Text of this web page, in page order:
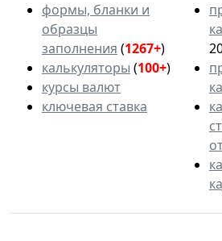
формы, бланки и
образцы
заполнения (1267+)
калькуляторы (100+)
курсы валют
ключевая ставка